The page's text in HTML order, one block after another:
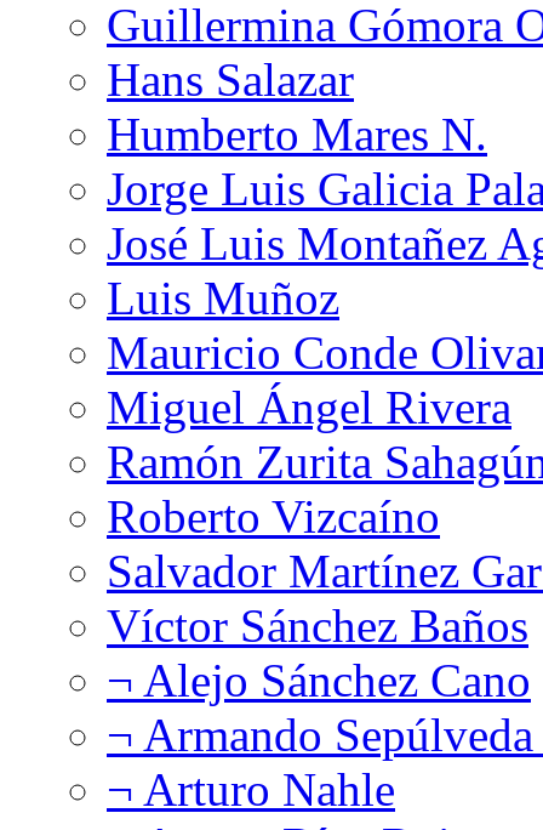
Guillermina Gómora
Hans Salazar
Humberto Mares N.
Jorge Luis Galicia
José Luis Montañez
Luis Muñoz
Mauricio Conde
Miguel Ángel Rivera
Ramón Zurita
Roberto Vizcaíno
Salvador Martínez
Víctor Sánchez Baños
¬ Alejo Sánchez Cano
¬ Armando
¬ Arturo Nahle